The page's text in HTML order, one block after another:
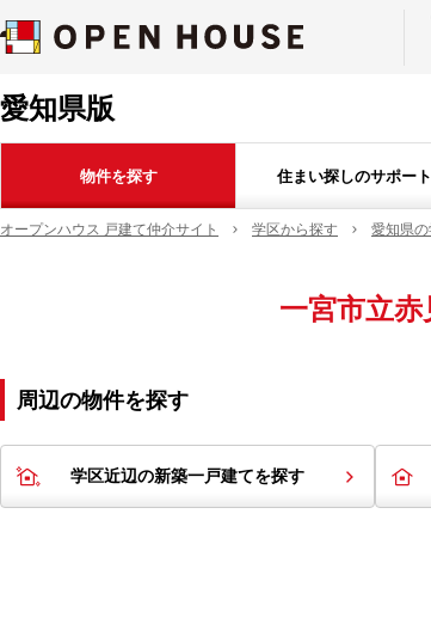
愛知県版
物件を探す 住まい探しのサポート
オープンハウス 戸建て仲介サイト 学区から探す 愛知県
一宮市立
周辺の物件を探す
学区近辺の新築一戸建てを探す